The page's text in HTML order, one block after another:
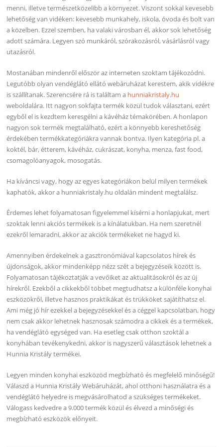
menni, illetve természetközelibb a környezet. Viszont sokkal kevesebb
lehetőség van vidéken: kevesebb munkahely, iskola, óvoda és bolt van
a közelben. Ezzel szemben, ha valaki városban él, akkor sok lehetőség
adott számára. Legyen szó munkáról, szórakozásról, vásárlásról vagy
utazásról.
Mostanában mindenről először az interneten szoktam tájékozódni.
Legutóbb olyan vendéglátó ellátó webáruházat kerestem, akik vidékre
is szállítanak. Szerencsére rá is találtam a hunniakristaly.hu
weboldalára. Itt nagyon sokfajta termék közül tudok választani, ezért
egyből el is kezdtem keresgélni a kávéház témakörében. A honlapon
nagyon sok termék megtalálható, ezért a könnyebb kereshetőség
érdekében termékkategóriákra vannak bontva. Ilyen kategória pl. a
koktél, bár, étterem, kávéház, cukrászat, konyha, menza, fast food,
csomagolóanyagok, mosogatás.
Ha kíváncsi vagy, hogy az egyes kategóriákon belül milyen termékek
kaphatók, akkor a hunniakristaly.hu oldalán mindent megtalálsz.
Érdemes lehet folyamatosan figyelemmel kísérni a honlapjukat, mert
szoktak lenni akciós termékek is a kínálatukban. Ha nem szeretnél
ezekről lemaradni, akkor az akciók termékeket ne hagyd ki.
Amennyiben érdekelnek a gasztronómiával kapcsolatos hírek és
újdonságok, akkor mindenképp nézz szét a bejegyzéseik között is.
Folyamatosan tájékoztatják a vevőiket az aktualitásokról és az új
hírekről. Ezekből a cikkekből többet megtudhatsz a különféle konyhai
eszközökről, illetve hasznos praktikákat és trükköket sajátíthatsz el.
Ami még jó hír ezekkel a bejegyzésekkel és a céggel kapcsolatban, hogy
nem csak akkor lehetnek hasznosak számodra a cikkek és a termékek,
ha vendéglátó egységed van. Ha esetleg csak otthon szoktál a
konyhában tevékenykedni, akkor is nagyszerű választások lehetnek a
Hunnia Kristály termékei.
Legyen minden konyhai eszközöd megbízható és megfelelő minőségű!
Válaszd a Hunnia Kristály Webáruházát, ahol otthoni használatra és a
vendéglátó helyedre is megvásárolhatod a szükséges termékeket.
Válogass kedvedre a 9.000 termék közül és élvezd a minőségi és
megbízható eszközök előnyeit.